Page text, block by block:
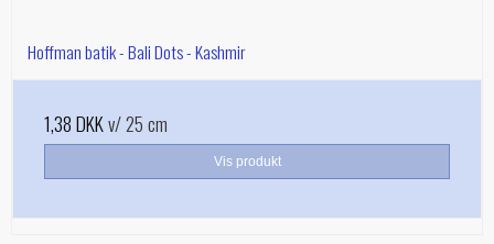
Hoffman batik - Bali Dots - Kashmir
1,38 DKKv/ 25 cm
Vis produkt